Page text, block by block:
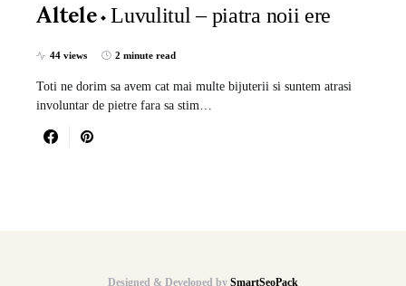
Altele Luvulitul – piatra noii ere
44 views 2 minute read
Toti ne dorim sa avem cat mai multe bijuterii si suntem atrasi
involuntar de pietre fara sa stim…
Designed & Developed by SmartSeoPack